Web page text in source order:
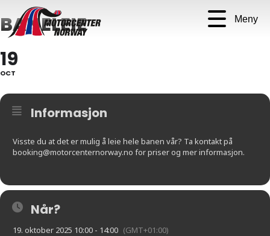
Meny
BANELEIE
19
OCT
Informasjon
Visste du at det er mulig å leie hele banen vår? Ta kontakt på
booking@motorcenternorway.no for priser og mer informasjon.
Når?
19. oktober 2025 10:00 - 14:00 (GMT+01:00)